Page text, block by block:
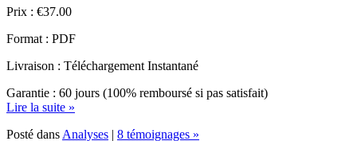
Format : PDF
Livraison : Téléchargement Instantané
Garantie : 60 jours (100% remboursé si pas satisfait)
Posté dansAnalyses
Publié le 4 novembre 2019.